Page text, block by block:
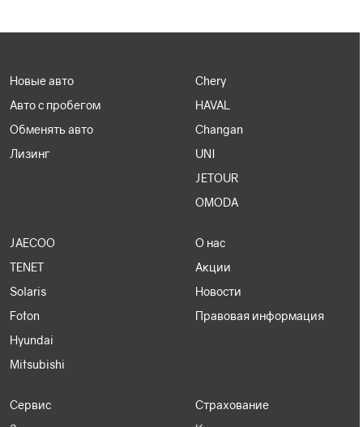
Новые авто
Авто с пробегом
Обменять авто
Лизинг
Chery
HAVAL
Changan
UNI
JETOUR
OMODA
JAECOO
TENET
Solaris
Foton
Hyundai
Mitsubishi
О нас
Акции
Новости
Правовая информация
Сервис
Страхование